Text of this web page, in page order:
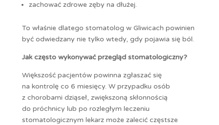
zachować zdrowe zęby na dłużej.
To właśnie dlatego stomatolog w Gliwicach powinien
być odwiedzany nie tylko wtedy, gdy pojawia się ból.
Jak często wykonywać przegląd stomatologiczny?
Większość pacjentów powinna zgłaszać się
na kontrolę co 6 miesięcy. W przypadku osób
z chorobami dziąseł, zwiększoną skłonnością
do próchnicy lub po rozległym leczeniu
stomatologicznym lekarz może zalecić częstsze